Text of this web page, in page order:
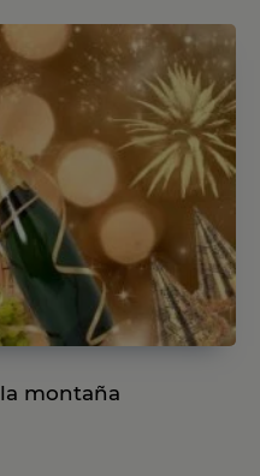
montaña